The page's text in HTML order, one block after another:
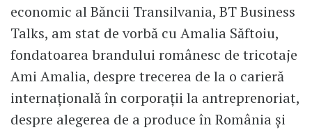
economic al Băncii Transilvania, BT Business
Talks, am stat de vorbă cu Amalia Săftoiu,
fondatoarea brandului românesc de tricotaje
Ami Amalia, despre trecerea de la o carieră
internațională în corporații la antreprenoriat,
despre alegerea de a produce în România și